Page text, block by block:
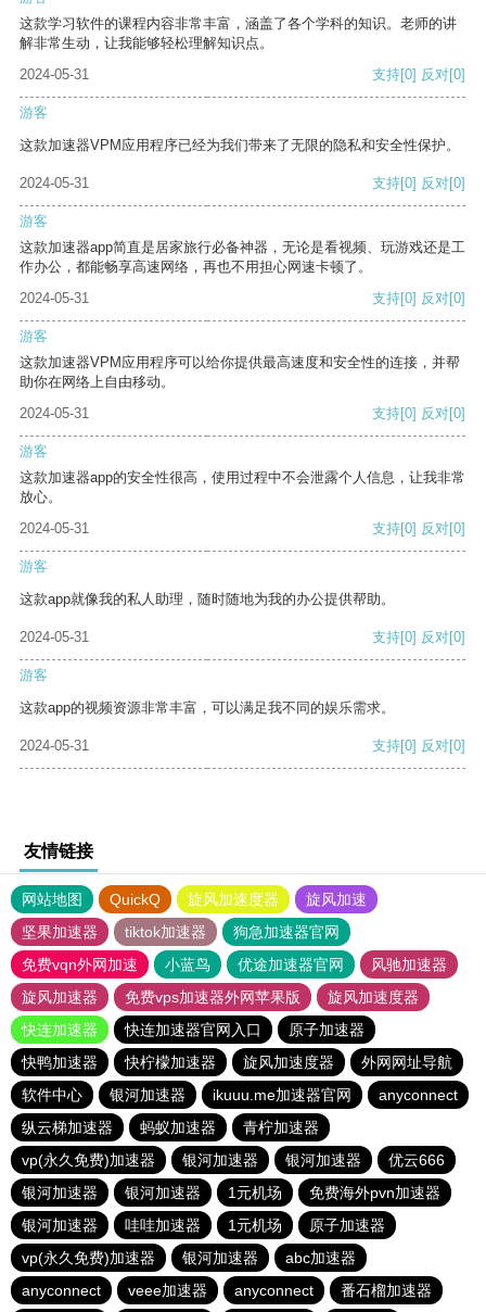
这款学习软件的课程内容非常丰富，涵盖了各个学科的知识。老师的讲
解非常生动，让我能够轻松理解知识点。
2024-05-31
支持[0] 反对[0]
游客
这款加速器VPM应用程序已经为我们带来了无限的隐私和安全性保护。
2024-05-31 支持[0] 反对[0]
游客
这款加速器app简直是居家旅行必备神器，无论是看视频、玩游戏还是工
作办公，都能畅享高速网络，再也不用担心网速卡顿了。
2024-05-31
支持[0] 反对[0]
游客
这款加速器VPM应用程序可以给你提供最高速度和安全性的连接，并帮
助你在网络上自由移动。
2024-05-31
支持[0] 反对[0]
游客
这款加速器app的安全性很高，使用过程中不会泄露个人信息，让我非常
放心。
2024-05-31
支持[0] 反对[0]
游客
这款app就像我的私人助理，随时随地为我的办公提供帮助。
2024-05-31 支持[0] 反对[0]
游客
这款app的视频资源非常丰富，可以满足我不同的娱乐需求。
2024-05-31 支持[0] 反对[0]
友情链接
网站地图 QuickQ 旋风加速度器
旋风加速
坚果加速器
tiktok加速器
狗急加速器官网
免费vqn外网加速
小蓝鸟 优途加速器官网
风驰加速器
旋风加速器
免费vps加速器外网苹果版
旋风加速度器
快连加速器
快连加速器官网入口
原子加速器
快鸭加速器
快柠檬加速器 旋风加速度器
外网网址导航
软件中心
银河加速器 ikuuu.me加速器官网
anyconnect
纵云梯加速器
蚂蚁加速器
青柠加速器
vp(永久免费)加速器
银河加速器 银河加速器
优云666
银河加速器
银河加速器 1元机场
免费海外pvn加速器
银河加速器
哇哇加速器 1元机场
原子加速器
vp(永久免费)加速器
银河加速器
abc加速器
anyconnect
veee加速器 anyconnect 番石榴加速器